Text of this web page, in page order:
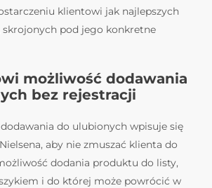
klientowi jak najlepszych
pod jego konkretne
możliwość dodawania
bez rejestracji
do ulubionych wpisuje się
aby nie zmuszać klienta do
dodania produktu do listy,
i do której może powrócić w